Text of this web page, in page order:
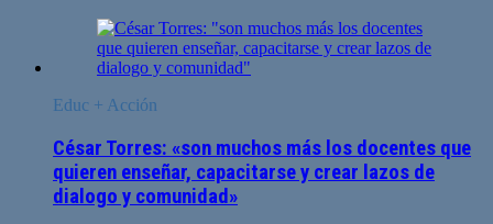
Educ + Acción
César Torres: «son muchos más los docentes que
quieren enseñar, capacitarse y crear lazos de
dialogo y comunidad»